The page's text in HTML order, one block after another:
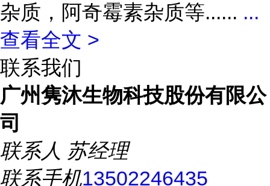
杂质，阿奇霉素杂质等...... ...
查看全文 >
联系我们
广州隽沐生物科技股份有限公
司
联系人 苏经理
联系手机13502246435